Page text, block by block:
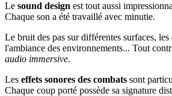
Le sound design est tout aussi
Chaque son a été travaillé avec minutie.
Le bruit des pas sur différentes surfaces, les
l'ambiance des environnements... Tout
audio immersive.
Les effets sonores des combats sont
Chaque coup porté possède sa signature